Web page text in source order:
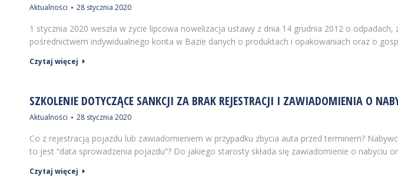
Aktualności 28 stycznia 2020
1 stycznia 2020 weszła w życie lipcowa nowelizacja ustawy z dnia 14 grudnia 2012 o
pośrednictwem indywidualnego konta w Bazie danych o produktach i opakowaniach oraz o
Czytaj więcej
SZKOLENIE DOTYCZĄCE SANKCJI ZA BRAK REJESTRACJI I ZAWIADOMIENIA O
Aktualności 28 stycznia 2020
Co z rejestracją pojazdu lub zawiadomieniem w przypadku zbycia auta przed terminem?
to jest “data sprowadzenia pojazdu”? Do jakiego starosty składa się zawiadomienie o
Czytaj więcej